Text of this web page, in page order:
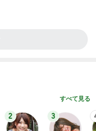
すべて見る
2 3